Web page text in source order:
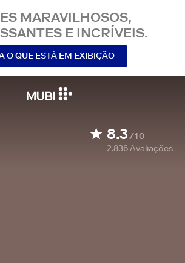
MARAVILHOSOS,
E INCRÍVEIS.
O QUE ESTÁ EM EXIBIÇÃO
8.3/10
2.836Avaliações